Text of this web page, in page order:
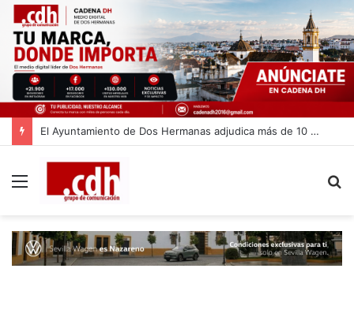
El Ayuntamiento de Dos Hermanas adjudica más de 10 millones de euros para la limpieza de las calles
Menú